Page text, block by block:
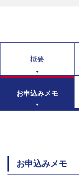
概要
お申込みメモ
お申込みメモ